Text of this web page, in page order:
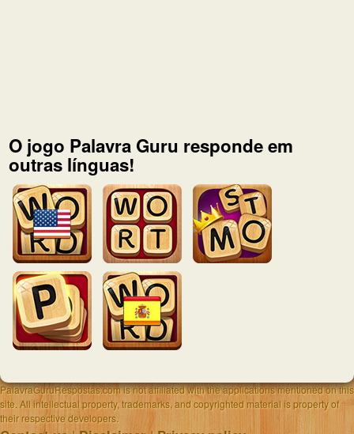
O jogo Palavra Guru responde em
outras línguas!
PalavraGuruRespostas.com is not affiliated with the applications mentioned on this
site. All intellectual property, trademarks, and copyrighted material is property of
their respective developers.